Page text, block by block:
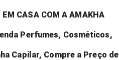
EM CASA COM A AMAKHA
Perfumes, Cosméticos,
Capilar, Compre a Preço de